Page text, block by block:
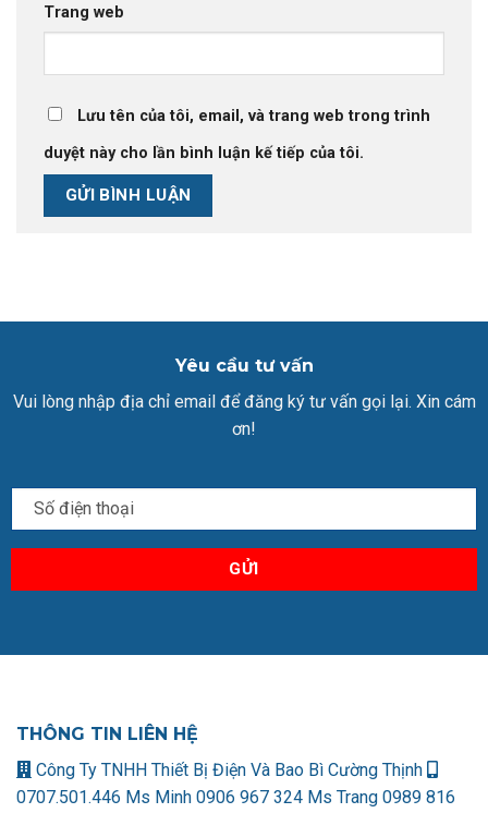
Trang web
Lưu tên của tôi, email, và trang web trong trình
duyệt này cho lần bình luận kế tiếp của tôi.
Yêu cầu tư vấn
Vui lòng nhập địa chỉ email để đăng ký tư vấn gọi lại. Xin cám
ơn!
THÔNG TIN LIÊN HỆ
Công Ty TNHH Thiết Bị Điện Và Bao Bì Cường Thịnh
0707.501.446 Ms Minh 0906 967 324 Ms Trang 0989 816